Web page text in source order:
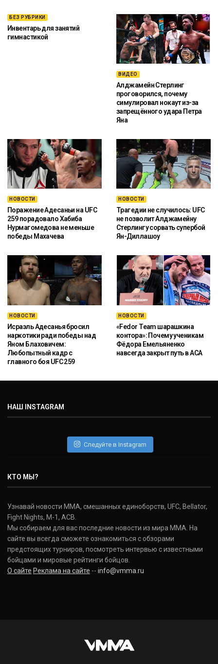
БЕЗ РУБРИКИ
Инвентарь для занятий
гимнастикой
ВИДЕО
Алджамейн Стерлинг
проговорился, почему
симулировал нокаут из-за
запрещённого удара Петра
Яна
НОВОСТИ
Поражение Адесаньи на UFC
259 порадовало Хабиба
Нурмагомедова не меньше
победы Махачева
НОВОСТИ
Трагедии не случилось: UFC
не позволит Алджамейну
Стерлингу сорвать супербой
Ян-Диллашоу
НОВОСТИ
Исраэль Адесанья бросил
наркотики ради победы над
Яном Блаховичем:
Любопытный кадр с
главного боя UFC 259
НОВОСТИ
«Fedor Team шарашкина
контора»: Почему ученикам
Фёдора Емельяненко
навсегда закрыт путь в ACA
НАШ INSTAGRAM
Следуйте в Instagram
КТО МЫ?
Узнавай новости ММА, смешанных единоборств, UFC, Bellator,
Fight Nights, M-1, ACB.
Мы собираем для вас последние новости из мира ММА. На
сайте вы всегда сможете ознакомиться с обзорами
предстоящих турниров, посмотреть интервью с известными
бойцами и мировые рейтинги бойцов.
О сайте Реклама на сайте -- info@vmma.ru